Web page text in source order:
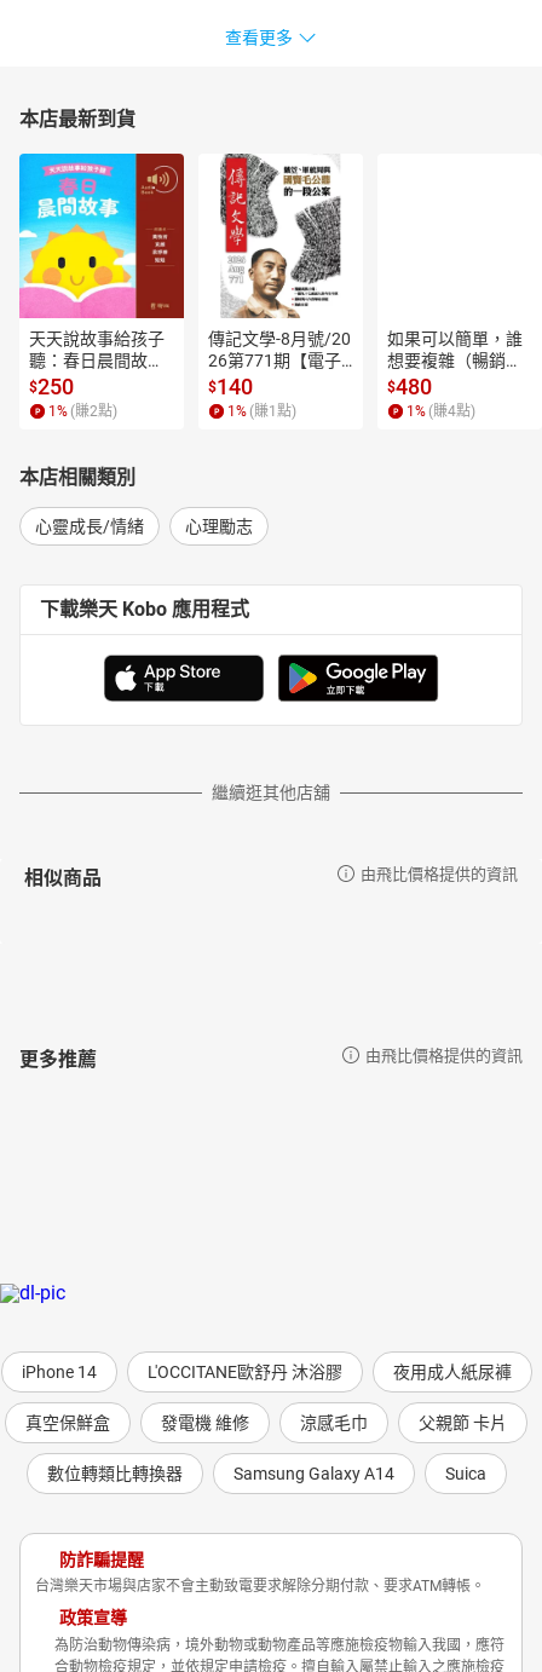
查看更多
本店最新到貨
天天說故事給孩子
聽：春日晨間故事
【有聲書】
$250
1 % (賺2點)
傳記文學-8月號/20
26第771期【電子
書】
$140
1 % (賺1 點)
如果可以簡單，誰
想要複雜（暢銷經
典新編版）【電子
書】
$480
1 % (賺4點)
本店相關類別
心靈成長/情緒 心理勵志
下載樂天 Kobo 應用程式
繼續逛其他店舖
相似商品 由飛比價格提供的資訊
更多推薦 由飛比價格提供的資訊
iPhone 14 L'OCCITANE歐舒丹 沐浴膠 夜用成人紙尿褲
真空保鮮盒 發電機 維修 涼感毛巾 父親節 卡片
數位轉類比轉換器 Samsung Galaxy A14 Suica
防詐騙提醒
台灣樂天市場與店家不會主動致電要求解除分期付款、要求ATM轉帳。
政策宣導
為防治動物傳染病，境外動物或動物產品等應施檢疫物輸入我國，應符
合動物檢疫規定，並依規定申請檢疫。擅自輸入屬禁止輸入之應施檢疫